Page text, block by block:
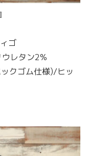
ゴ
レタン2%
クゴム仕様)/ヒッ